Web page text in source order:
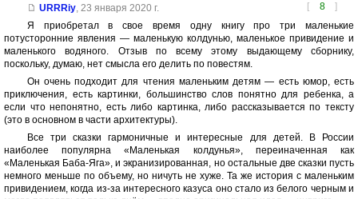
[ 8 ]
URRRiy, 23 января 2020 г.
Я приобретал в свое время одну книгу про три маленькие
потусторонние явления — маленькую колдунью, маленькое привидение и
маленького водяного. Отзыв по всему этому выдающему сборнику,
поскольку, думаю, нет смысла его делить по повестям.
Он очень подходит для чтения маленьким детям — есть юмор, есть
приключения, есть картинки, большинство слов понятно для ребенка, а
если что непонятно, есть либо картинка, либо рассказывается по тексту
(это в основном в части архитектуры).
Все три сказки гармоничные и интересные для детей. В России
наиболее популярна «Маленькая колдунья», переиначенная как
«Маленькая Баба-Яга», и экранизированная, но остальные две сказки пусть
немного меньше по объему, но ничуть не хуже. Та же история с маленьким
привидением, когда из-за интересного казуса оно стало из белого черным и